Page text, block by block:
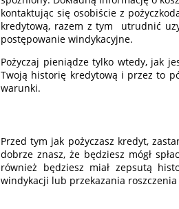
kontaktując się osobiście z
kredytową, razem z tym utrudnić
postępowanie windykacyjne.
Pożyczaj pieniądze tylko wtedy, jak
Twoją historię kredytową i przez to
warunki.
Przed tym jak pożyczasz kredyt,
dobrze znasz, że będziesz mógł
również będziesz miał zepsutą
windykacji lub przekazania